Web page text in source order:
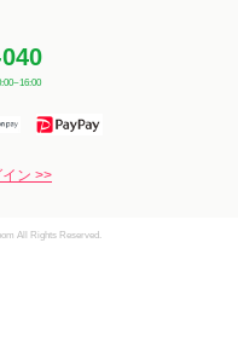
ン >>
All Rights Reserved.